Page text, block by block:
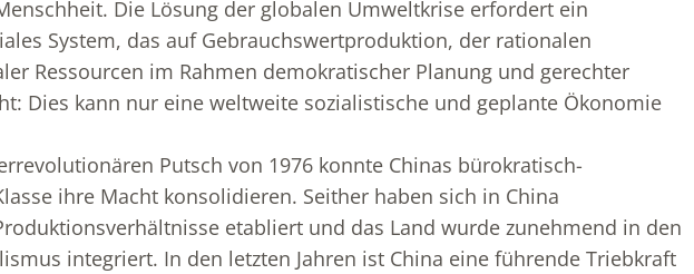
Die Lösung der globalen Umweltkrise erfordert ein
System, das auf Gebrauchswertproduktion, der rationalen
Ressourcen im Rahmen demokratischer Planung und gerechter
Dies kann nur eine weltweite sozialistische und geplante Ökonomie
Putsch von 1976 konnte Chinas bürokratisch-
ihre Macht konsolidieren. Seither haben sich in China
etabliert und das Land wurde zunehmend in den
integriert. In den letzten Jahren ist China eine führende Triebkraft